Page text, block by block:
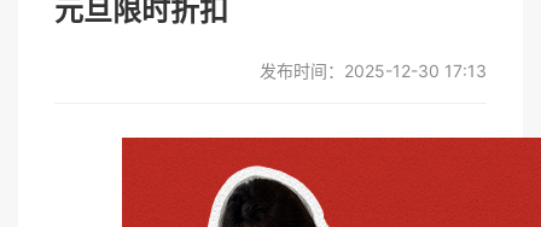
元旦限时折扣
发布时间：2025-12-30 17:13